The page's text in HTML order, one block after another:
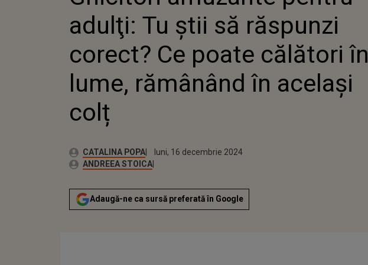
adulţi: Tu ştii să răspunzi
corect? Ce poate călători în
lume, rămânând în același
colț
Autor:CATALINA POPA
Editor Web:
ANDREEA STOICA
Publicat:
luni, 16 decembrie 2024
Actualizat:
luni, 16 decembrie 2024
Adaugă-ne ca sursă preferată în Google